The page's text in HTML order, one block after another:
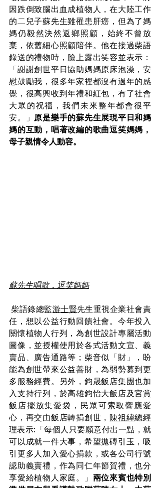
因跌倒致腦出血成植物人，在大陸工作
的二兒子蘇先生雖罹患肝癌，但為了媽
媽仍毅然決然返鄉照顧，始終不曾放
棄，依舊細心照顧陪伴。他在接過柴語
錄送的禮物時，臉上露出笑容並表示：
「謝謝創世平日協助媽媽原床泡澡，安
慰鼓勵我，很多年家裡都沒有過年的感
覺，很高興收到年禮和紅包，有了社會
大眾的祝福，我們未來整年都會很平
安。」 原是樂手的蘇先生展現平日和媽
媽的互動，唱著改編的歌曲逗笑媽媽，
母子親情令人動容。
蘇先生唱歌，逗笑媽媽
柴語錄總監游士賢先生重視企業社會責
任，想以公益行動回饋社會。今年投入
關懷植物人行列，為創世設計專屬活動
圖像，並授權使用於各式活動文宣、義
賣品、廣告通路等；柴音似「財」，盼
能為創世帶來公益善財，為弱勢募到更
多服務經費。另外，鈞晟飯店集團也加
入支持行列，於高雄鈞怡大飯店及宮賞
飯店擺放集愛袋，民眾可索取響應愛
心，再交由飯店轉捐創世， 陳祖緯總經
理表示:「每個人只要願意付出一點，就
可以成就一件大事，希望拋磚引玉，吸
引更多人加入愛心捐款，或各公司行號
認助義賣禮，作為同仁年節賀禮，也分
享愛給植物人家庭。」 兩位來賓也特別